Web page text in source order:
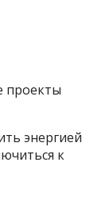
проекты
энергией
к